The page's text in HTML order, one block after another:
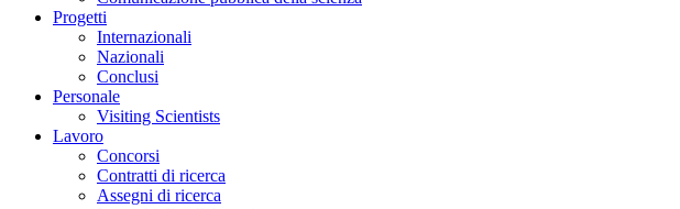
Progetti
Internazionali
Nazionali
Conclusi
Personale
Visiting Scientists
Lavoro
Concorsi
Contratti di ricerca
Assegni di ricerca